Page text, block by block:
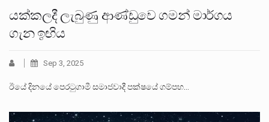
යක්කලදී ලැබුණු ආණ්ඩුවෙ ගමන් මාර්ගය
ගැන ඉඟිය
Sep 3, 2025
ඊයේ දිනයේ පෙරටුගාමී සමාජවාදී පක්ෂයේ ගම්පහ…